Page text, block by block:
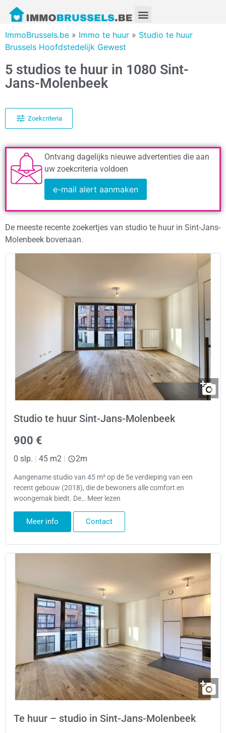
ImmoBrussels.be » Immo te huur » Studio te huur
Brussels Hoofdstedelijk Gewest
5 studios te huur in 1080 Sint-
Jans-Molenbeek
Zoekcriteria
Ontvang dagelijks nieuwe advertenties die aan
uw zoekcriteria voldoen
e-mail alert aanmaken
De meeste recente zoekertjes van studio te huur in Sint-Jans-
Molenbeek bovenaan.
Studio te huur Sint-Jans-Molenbeek
900 €
0 slp. | 45 m2 | 2m
Aangename studio van 45 m² op de 5e verdieping van een
recent gebouw (2018), die de bewoners alle comfort en
woongemak biedt. De… Meer lezen
Meer info Contact
Te huur – studio in Sint-Jans-Molenbeek